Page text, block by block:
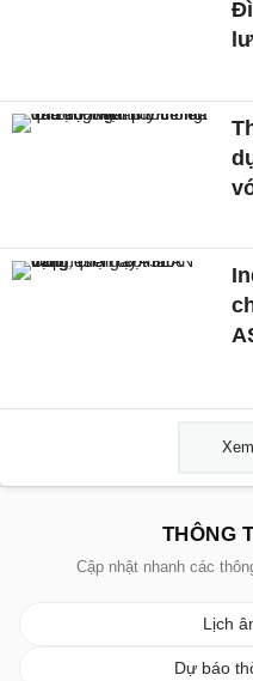
THÔNG
Cập nhật nhanh các
Lịch
Dự báo